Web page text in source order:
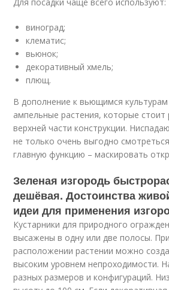
виноград;
клематис;
вьюнок;
декоративный хмель;
плющ.
В дополнение к вьющимся
ампельные растения, которые стоит
верхней части конструкции.
не только очень выгодно
главную функцию – маскировать
Зеленая изгородь
дешёвая. Достоинства
идеи для применения
Кустарники для природного
высажены в одну или две полосы.
расположении растении можно
высоким уровнем непроходимости.
разных размеров и конфигураций.